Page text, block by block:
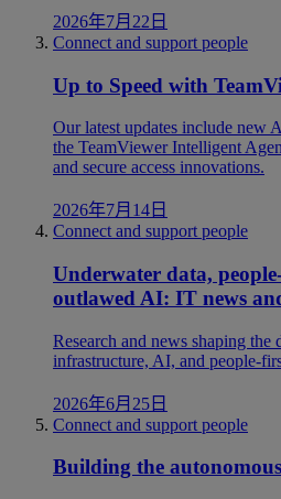
2026年7月22日
Connect and support people
Up to Speed with
Our latest updates include new
the TeamViewer Intelligent
and secure access innovations.
2026年7月14日
Connect and support people
Underwater data,
outlawed AI: IT news
Research and news shaping
infrastructure, AI, and people-
2026年6月25日
Connect and support people
Building the